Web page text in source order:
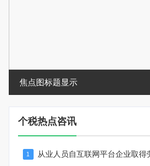
焦点图标题显示
个税热点咨讯
1